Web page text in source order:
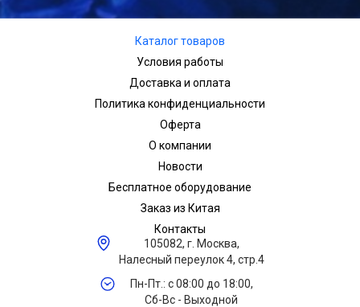
Каталог товаров
Условия работы
Доставка и оплата
Политика конфиденциальности
Оферта
О компании
Новости
Бесплатное оборудование
Заказ из Китая
Контакты
105082, г. Москва,
Налесный переулок 4, стр.4
Пн-Пт.: с 08:00 до 18:00,
Сб-Вс - Выходной